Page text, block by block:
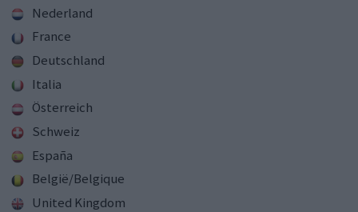
Nederland
France
Deutschland
Italia
Österreich
Schweiz
España
België/Belgique
United Kingdom